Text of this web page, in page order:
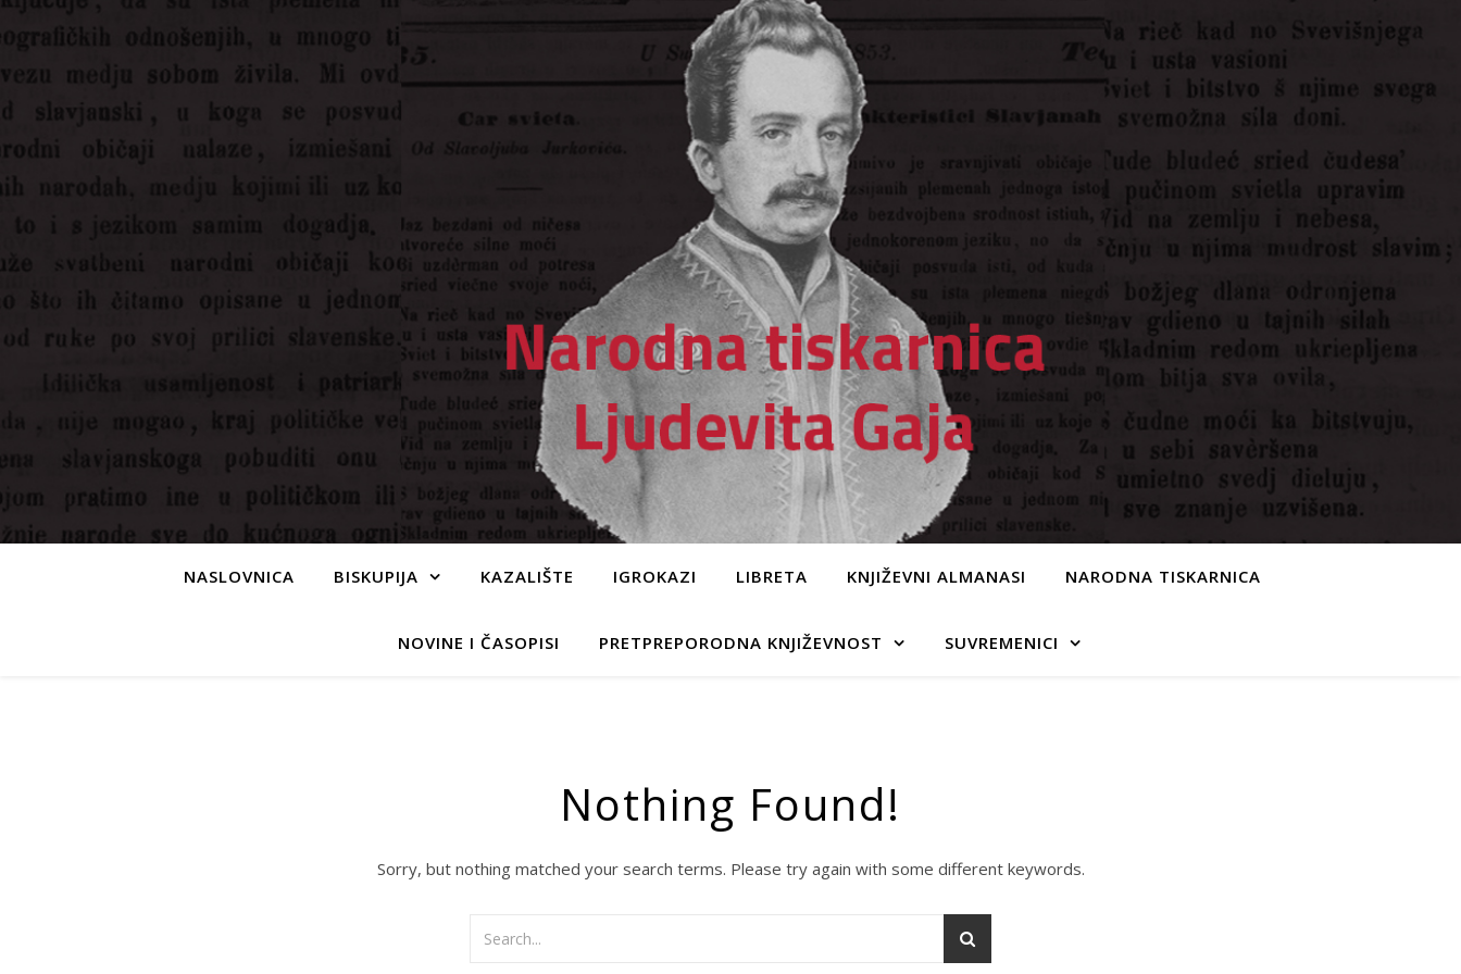
NASLOVNICA BISKUPIJA KAZALIŠTE IGROKAZI LIBRETA KNJIŽEVNI ALMANASI NARODNA TISKARNICA
NOVINE I ČASOPISI PRETPREPORODNA KNJIŽEVNOST SUVREMENICI
Nothing Found!
Sorry, but nothing matched your search terms. Please try again with some different keywords.